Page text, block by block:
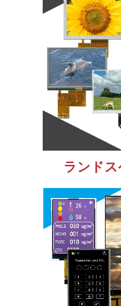
ランドス